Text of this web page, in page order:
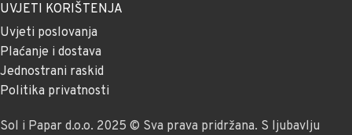
UVJETI KORIŠTENJA
Uvjeti poslovanja
Plaćanje i dostava
Jednostrani raskid
Politika privatnosti
Sol i Papar d.o.o. 2025 © Sva prava pridržana. S ljubavlju